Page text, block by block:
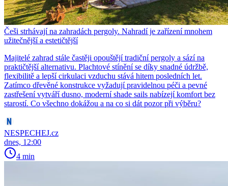
Češi strhávají na zahradách pergoly. Nahradí je zařízení mnohem
užitečnější a estetičtější
Majitelé zahrad stále častěji opouštějí tradiční pergoly a sází na
praktičtější alternativu. Plachtové stínění se díky snadné údržbě,
flexibilitě a lepší cirkulaci vzduchu stává hitem posledních let.
Zatímco dřevěné konstrukce vyžadují pravidelnou péči a pevné
zastřešení vytváří dusno, moderní shade sails nabízejí komfort bez
starostí. Co všechno dokážou a na co si dát pozor při výběru?
NESPECHEJ.cz
dnes, 12:00
4 min